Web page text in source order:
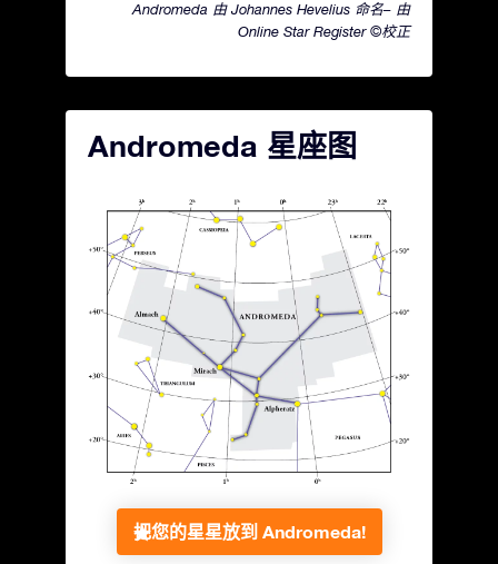
Andromeda 由 Johannes Hevelius 命名– 由
Online Star Register ©校正
Andromeda 星座图
把您的星星放到 Andromeda!